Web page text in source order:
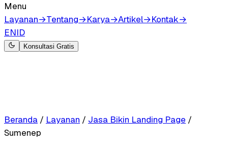
Menu
Layanan→Tentang→Karya→Artikel→Kontak→
ENID
Konsultasi Gratis
Beranda / Layanan / Jasa Bikin Landing Page /
Sumenep